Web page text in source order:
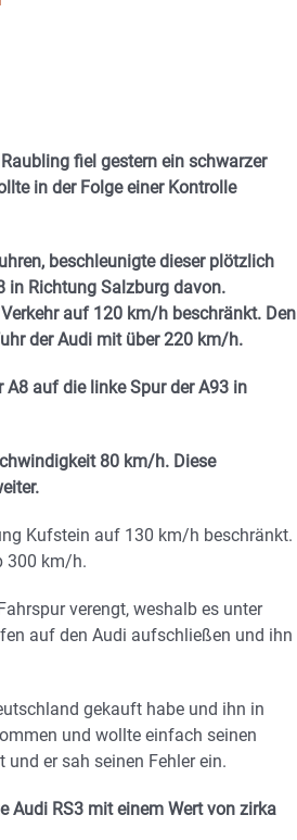
fiel gestern ein schwarzer
in der Folge einer Kontrolle
beschleunigte dieser plötzlich
in Richtung Salzburg davon.
auf 120 km/h beschränkt. Den
der Audi mit über 220 km/h.
A8 auf die linke Spur der A93 in
80 km/h. Diese
Kufstein auf 130 km/h beschränkt.
300 km/h.
verengt, weshalb es unter
auf den Audi aufschließen und ihn
gekauft habe und ihn in
und wollte einfach seinen
er sah seinen Fehler ein.
Audi RS3 mit einem Wert von zirka